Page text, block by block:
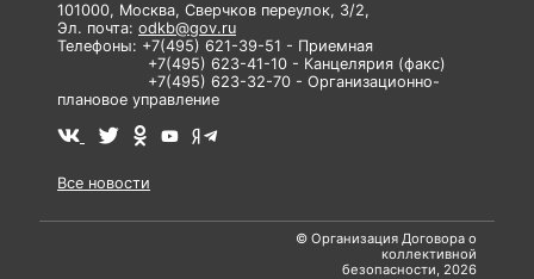
101000, Москва, Сверчков переулок, 3/2,
Эл. почта: odkb@gov.ru
Телефоны: +7(495) 621-39-51 - Приемная
+7(495) 623-41-10 - Канцелярия (факс)
+7(495) 623-32-70 - Организационно-
плановое управление
Все новости
© Организация Договора о
коллективной
безопасности, 2026